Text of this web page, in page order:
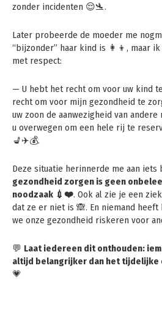
zonder incidenten 😌🛬.
Later probeerde de moeder me
“bijzonder” haar kind is 👩‍👦, maar
met respect:
— U hebt het recht om voor uw kind
recht om voor mijn gezondheid te
uw zoon de aanwezigheid van
u overwegen om een hele rij te
💺✈️💰.
Deze situatie herinnerde me aan iets
gezondheid zorgen is geen
noodzaak 💉❤️. Ook al zie je een
dat ze er niet is 🙈. En niemand
we onze gezondheid riskeren voor
💬 Laat iedereen dit onthouden:
altijd belangrijker dan het tijdelijke
💗